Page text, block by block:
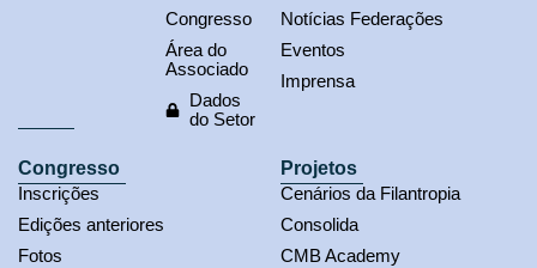
Congresso
Área do
Associado
Dados
do Setor
Notícias Federações
Eventos
Imprensa
Congresso
Inscrições
Edições anteriores
Fotos
Projetos
Cenários da Filantropia
Consolida
CMB Academy